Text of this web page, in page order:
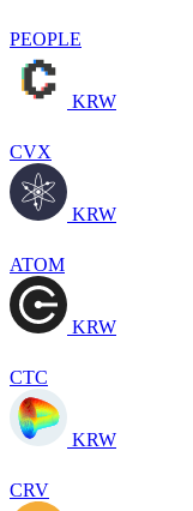
PEOPLE
KRW
CVX
KRW
ATOM
KRW
CTC
KRW
CRV